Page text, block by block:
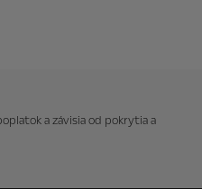
a závisia od pokrytia a